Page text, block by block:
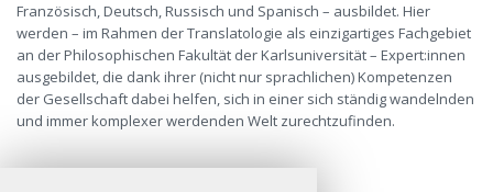
Französisch, Deutsch, Russisch und Spanisch – ausbildet. Hier
werden – im Rahmen der Translatologie als einzigartiges Fachgebiet
an der Philosophischen Fakultät der Karlsuniversität – Expert:innen
ausgebildet, die dank ihrer (nicht nur sprachlichen) Kompetenzen
der Gesellschaft dabei helfen, sich in einer sich ständig wandelnden
und immer komplexer werdenden Welt zurechtzufinden.